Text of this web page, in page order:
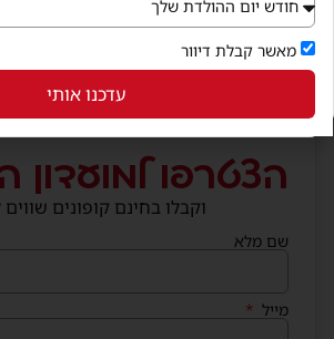
הצטרפו למועדון
וקבלו בחינם קופונים שווים
שם מלא
מייל
מאשר קבלת דיוור
עדכנו אותי